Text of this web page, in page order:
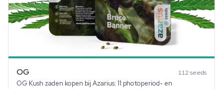
OG 112 seeds
OG Kush zaden kopen bij Azarius: 11 photoperiod- en